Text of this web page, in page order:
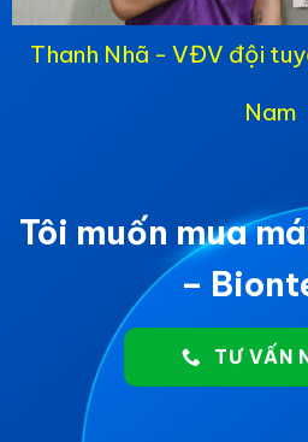
Thanh Nhã - VĐV đội
Nam
Tôi muốn mua
–
TƯ VẤN